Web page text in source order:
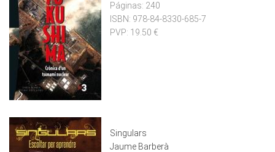
Páginas: 240
ISBN: 978-84-8330-685-7
PVP: 19.50 €
Singulars
Jaume Barberà